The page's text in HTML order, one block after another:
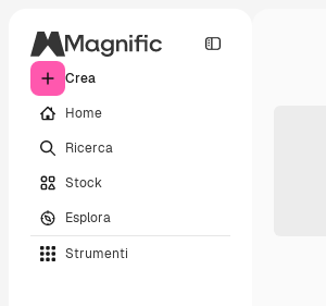
Crea
Home
Ricerca
Stock
Esplora
Strumenti